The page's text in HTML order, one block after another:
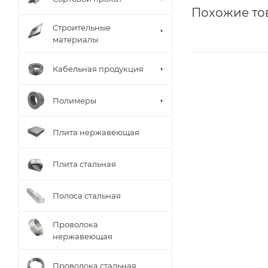
Похожие
Строительные
материалы
Кабельная продукция
Полимеры
Плита нержавеющая
Плита стальная
Полоса стальная
Проволока
нержавеющая
Проволока стальная